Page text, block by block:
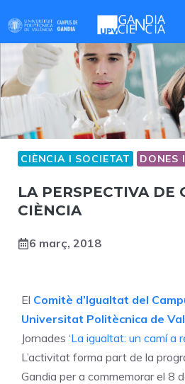
to
content
CIÈNCIA I SOCIETAT DONES
LA PERSPECTIVA DE
CIÈNCIA
6 març, 2018
El Comitè d’Igualtat del
Universitat Politècnica de
Jornades ‘La igualtat: un camí a
L’activitat forma part de la
Gandia per a commemorar el 8